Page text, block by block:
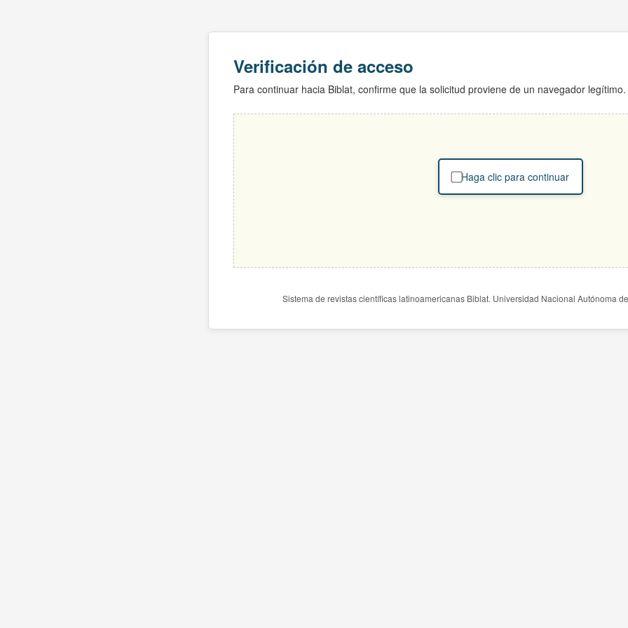
Verificación de acceso
Para continuar hacia Biblat, confirme que la solicitud proviene de un navegador legítimo.
Haga clic para continuar
Sistema de revistas científicas latinoamericanas Biblat. Universidad Nacional Autónoma